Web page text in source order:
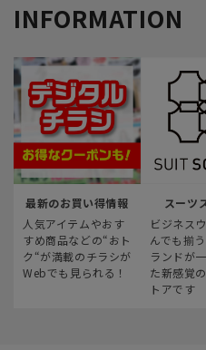
INFORMATION
最新のお買い得情報
人気アイテムやおす
すめ商品などの“おト
ク“が満載のチラシが
Webでも見られる！
スーツ
ビジネス
んでも揃
ランドが
た新感覚
トアです